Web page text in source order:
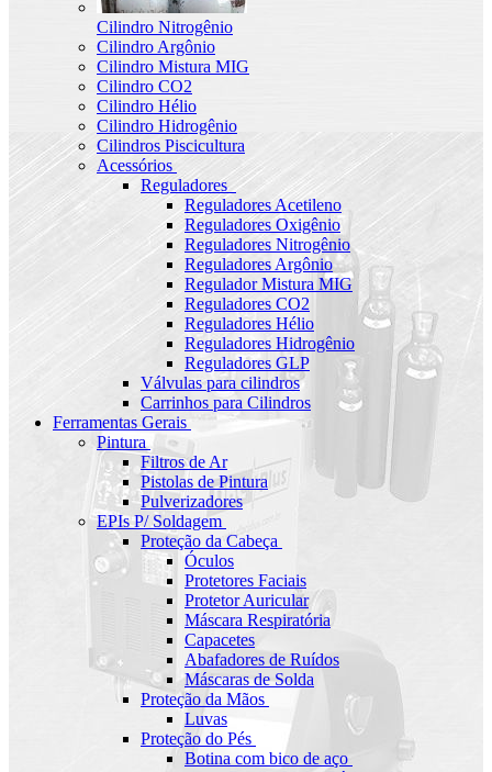
Cilindro Nitrogênio
Cilindro Argônio
Cilindro Mistura MIG
Cilindro CO2
Cilindro Hélio
Cilindro Hidrogênio
Cilindros Piscicultura
Acessórios
Reguladores
Reguladores Acetileno
Reguladores Oxigênio
Reguladores Nitrogênio
Reguladores Argônio
Regulador Mistura MIG
Reguladores CO2
Reguladores Hélio
Reguladores Hidrogênio
Reguladores GLP
Válvulas para cilindros
Carrinhos para Cilindros
Ferramentas Gerais
Pintura
Filtros de Ar
Pistolas de Pintura
Pulverizadores
EPIs P/ Soldagem
Proteção da Cabeça
Óculos
Protetores Faciais
Protetor Auricular
Máscara Respiratória
Capacetes
Abafadores de Ruídos
Máscaras de Solda
Proteção da Mãos
Luvas
Proteção do Pés
Botina com bico de aço